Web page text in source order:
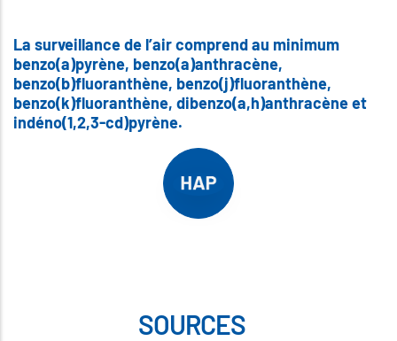
La surveillance de l’air comprend au minimum
benzo(a)pyrène, benzo(a)anthracène,
benzo(b)fluoranthène, benzo(j)fluoranthène,
benzo(k)fluoranthène, dibenzo(a,h)anthracène et
indéno(1,2,3-cd)pyrène.
SOURCES